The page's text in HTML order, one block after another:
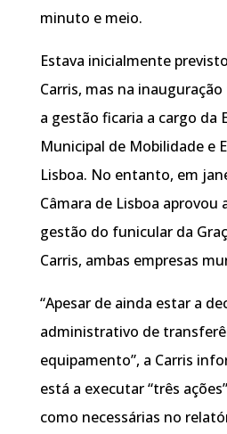
minuto e meio.
Estava inicialmente
Carris, mas na
a gestão ficaria a cargo da
Municipal de Mobilidade e
Lisboa. No entanto, em
Câmara de Lisboa aprovou
gestão do funicular da
Carris, ambas empresas
“Apesar de ainda estar a
administrativo de
equipamento”, a Carris
está a executar “três
como necessárias no